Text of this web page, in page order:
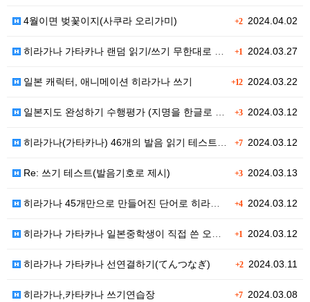
+22024.04.02
4월이면 벚꽃이지(사쿠라 오리가미)
+1 2024.03.27
히라가나 가타카나 랜덤 읽기/쓰기 무한대로 중복없이 프…
+122024.03.22
일본 캐릭터, 애니메이션 히라가나 쓰기
+32024.03.12
일본지도 완성하기 수행평가 (지명을 한글로 쓰고, 유명…
+72024.03.12
히라가나(가타카나) 46개의 발음 읽기 테스트 수행평가
+32024.03.13
Re: 쓰기 테스트(발음기호로 제시)
+42024.03.12
히라가나 45개만으로 만들어진 단어로 히라가나 읽고 써…
+1 2024.03.12
히라가나 가타카나 일본중학생이 직접 쓴 오십음도
+22024.03.11
히라가나 가타카나 선연결하기(てんつなぎ)
+72024.03.08
히라가나,카타카나 쓰기연습장